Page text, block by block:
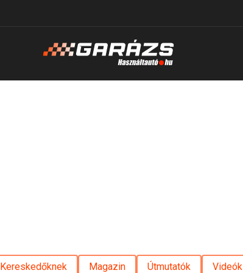
Kereskedőknek Magazin Útmutatók Videók